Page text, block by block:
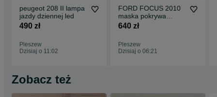
peugeot 208 II lampa
jazdy dziennej led
490 zł
Pleszew
Dzisiaj o 11:02
FORD FOCUS 2010
maska pokrywa
silnika
640 zł
Pleszew
Dzisiaj o 06:21
Zobacz też